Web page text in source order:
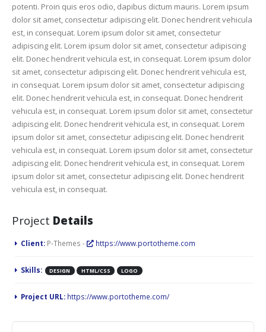
potenti. Proin quis eros odio, dapibus dictum mauris. Lorem ipsum
dolor sit amet, consectetur adipiscing elit. Donec hendrerit vehicula
est, in consequat. Lorem ipsum dolor sit amet, consectetur
adipiscing elit. Lorem ipsum dolor sit amet, consectetur adipiscing
elit. Donec hendrerit vehicula est, in consequat. Lorem ipsum dolor
sit amet, consectetur adipiscing elit. Donec hendrerit vehicula est,
in consequat. Lorem ipsum dolor sit amet, consectetur adipiscing
elit. Donec hendrerit vehicula est, in consequat. Donec hendrerit
vehicula est, in consequat. Lorem ipsum dolor sit amet, consectetur
adipiscing elit. Donec hendrerit vehicula est, in consequat. Lorem
ipsum dolor sit amet, consectetur adipiscing elit. Donec hendrerit
vehicula est, in consequat. Lorem ipsum dolor sit amet, consectetur
adipiscing elit. Donec hendrerit vehicula est, in consequat. Lorem
ipsum dolor sit amet, consectetur adipiscing elit. Donec hendrerit
vehicula est, in consequat.
Project Details
Client: P-Themes - https://www.portotheme.com
Skills: DESIGN HTML/CSS LOGO
Project URL: https://www.portotheme.com/